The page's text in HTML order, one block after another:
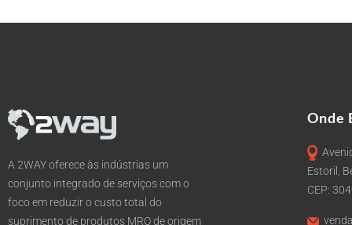
A 2WAY oferece às indústrias um
conjunto integrado de serviços com o
foco em reduzir o custo total do
suprimento de produtos MRO de origem
Onde
Estoril,
CEP: